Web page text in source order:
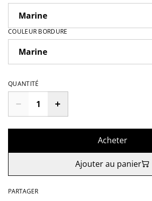
COULEUR BORDURE
QUANTITÉ
Acheter
Ajouter au panier
PARTAGER